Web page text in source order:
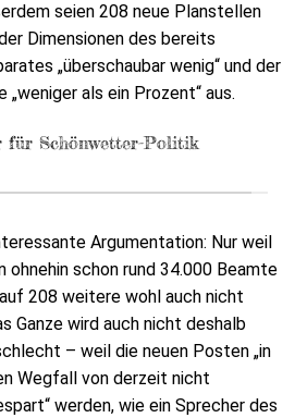
seien 208 neue Planstellen
Dimensionen des bereits
„überschaubar wenig“ und der
„weniger als ein Prozent“ aus.
für Schönwetter-Politik
Argumentation: Nur weil
ohnehin schon rund 34.000 Beamte
208 weitere wohl auch nicht
Ganze wird auch nicht deshalb
– weil die neuen Posten „in
Wegfall von derzeit nicht
werden, wie ein Sprecher des